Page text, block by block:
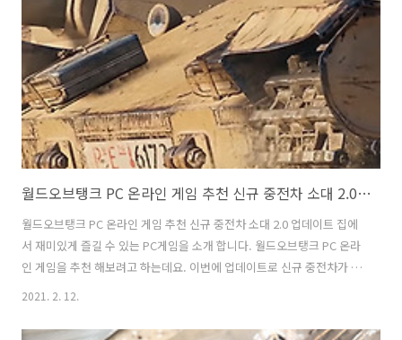
서 서로 이야기 하는 경우도 많은데요. 리치앤코 굿리치플래너는 태블릿
을 이용해서 바로 나의 보험 가입 내역을 몇번의 터치로 확인하고 비교
분석하고 설계도 원스톱으로 받..
월드오브탱크 PC 온라인 게임 추천 신규 중전차 소대 2.0 업데이트
월드오브탱크 PC 온라인 게임 추천 신규 중전차 소대 2.0 업데이트 집에
서 재미있게 즐길 수 있는 PC게임을 소개 합니다. 월드오브탱크 PC 온라
인 게임을 추천 해보려고 하는데요. 이번에 업데이트로 신규 중전차가 추
가가 되었고 소대 2.0 업데이트를 통해서 인터페이스가 약간 바뀌었습니
적인 다양한 탱크들을 직접 현실감 넘치게 운용을 해볼 수 있고 업데이트
2021. 2. 12.